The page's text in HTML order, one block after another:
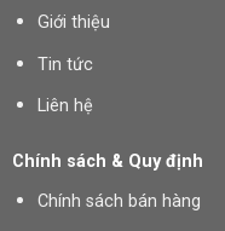
Giới thiệu
Tin tức
Liên hệ
Chính sách & Quy định
Chính sách bán hàng